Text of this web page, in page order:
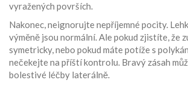
vyražených površích.
Nakonec, neignorujte nepříjemné pocity.
výměně jsou normální. Ale pokud zjistíte, že
symetricky, nebo pokud máte potíže s
nečekejte na příští kontrolu. Bravý zásah
bolestivé léčby laterálně.